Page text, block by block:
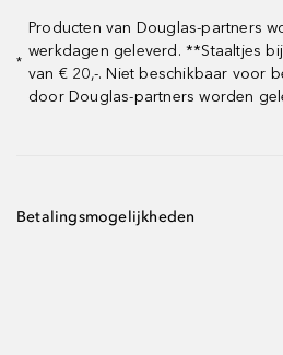
*
Producten van Douglas-partners
werkdagen geleverd. **Staaltjes
van € 20,-. Niet beschikbaar voor
door Douglas-partners worden
Betalingsmogelijkheden